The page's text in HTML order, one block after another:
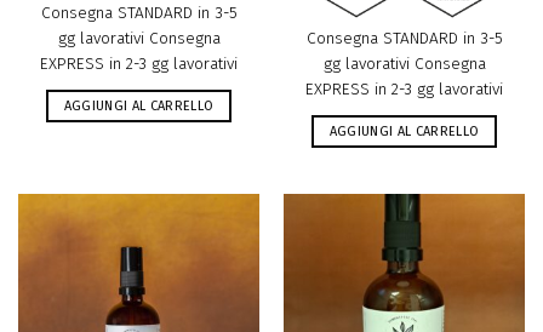
Consegna STANDARD in 3-5
gg lavorativi Consegna
EXPRESS in 2-3 gg lavorativi
AGGIUNGI AL CARRELLO
Consegna STANDARD in 3-5
gg lavorativi Consegna
EXPRESS in 2-3 gg lavorativi
AGGIUNGI AL CARRELLO